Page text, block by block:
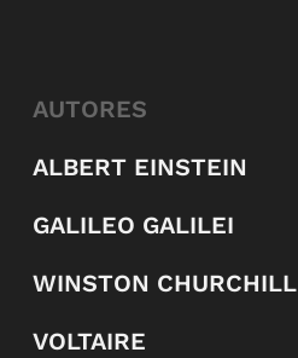
AUTORES
ALBERT EINSTEIN
GALILEO GALILEI
WINSTON CHURCHILL
VOLTAIRE